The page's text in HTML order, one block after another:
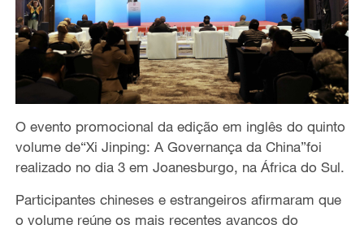
O evento promocional da edição em inglês do quinto
volume de“Xi Jinping: A Governança da China”foi
realizado no dia 3 em Joanesburgo, na África do Sul.
Participantes chineses e estrangeiros afirmaram que
o volume reúne os mais recentes avanços do